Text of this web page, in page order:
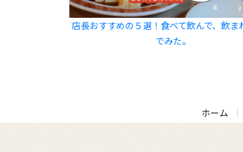
店長おすすめの５選！食べて飲んで、飲ま
でみた。
ホーム